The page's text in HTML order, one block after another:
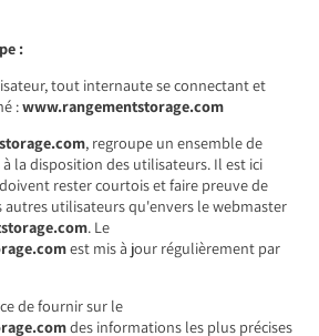
:
tout internaute se connectant et
:www.rangementstorage.com
, regroupe un ensemble de
la disposition des utilisateurs. Il est ici
rester courtois et faire preuve de
utilisateurs qu'envers le webmaster
. Le
est mis à jour régulièrement par
de fournir sur le
des informations les plus précises